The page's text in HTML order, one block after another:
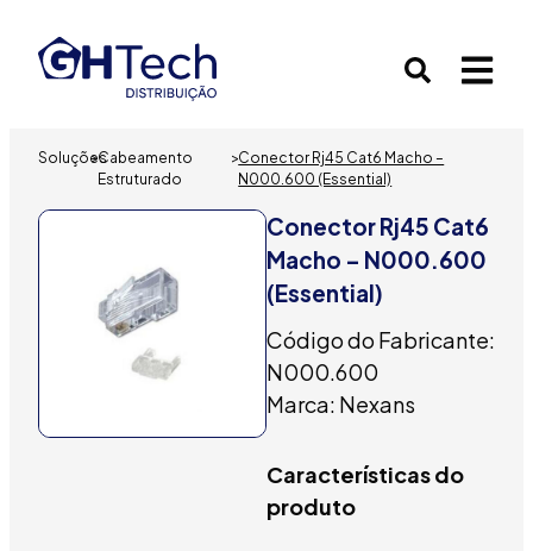
Soluções
>Cabeamento
Estruturado
>Conector Rj45 Cat6 Macho –
N000.600 (Essential)
Conector Rj45 Cat6
Macho – N000.600
(Essential)
Código do Fabricante:
N000.600
Marca: Nexans
Características do
produto